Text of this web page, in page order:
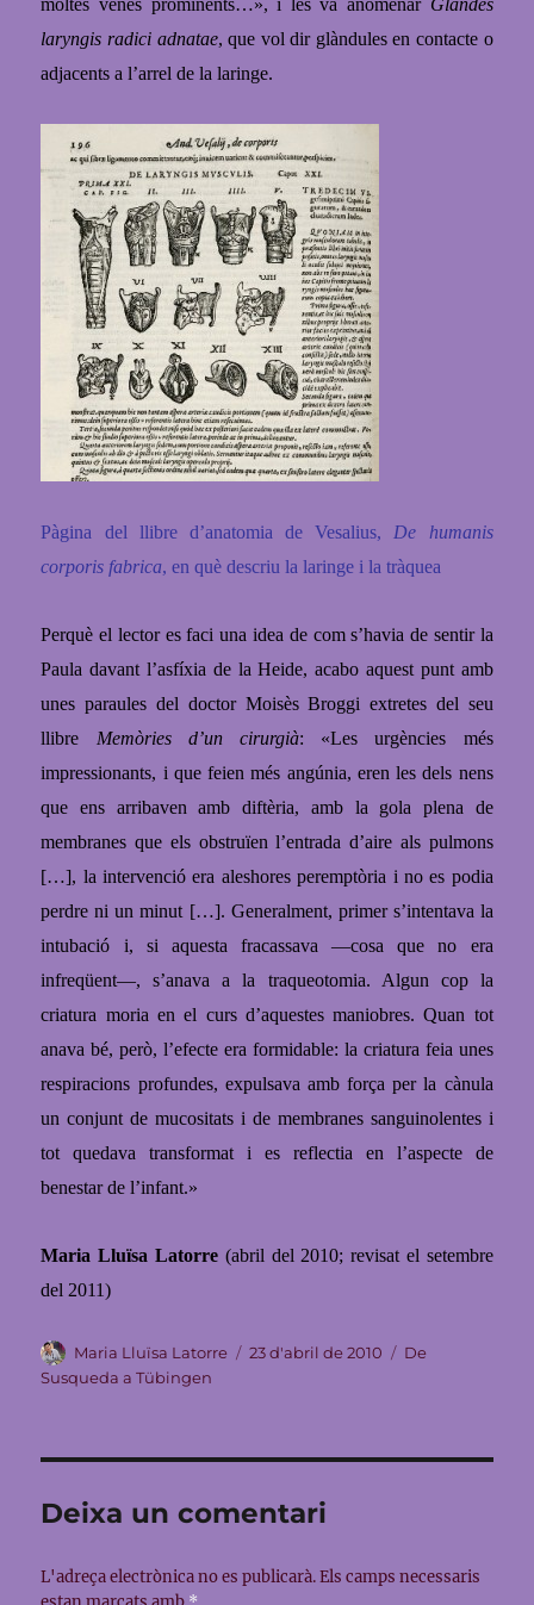
laryngis radici adnatae, que vol dir glàndules en contacte o
adjacents a l’arrel de la laringe.
Pàgina del llibre d’anatomia de Vesalius, De humanis
corporis fabrica, en què descriu la laringe i la tràquea
Perquè el lector es faci una idea de com s’havia de sentir la
Paula davant l’asfíxia de la Heide, acabo aquest punt amb
unes paraules del doctor Moisès Broggi extretes del seu
llibre Memòries d’un cirurgià: «Les urgències més
impressionants, i que feien més angúnia, eren les dels nens
que ens arribaven amb diftèria, amb la gola plena de
membranes que els obstruïen l’entrada d’aire als pulmons
[…], la intervenció era aleshores peremptòria i no es podia
perdre ni un minut […]. Generalment, primer s’intentava la
intubació i, si aquesta fracassava —cosaque no era
infreqüent—, s’anava a la traqueotomia. Algun cop la
criatura moria en el curs d’aquestes maniobres. Quan tot
anava bé, però, l’efecte era formidable: la criatura feia unes
respiracions profundes, expulsava amb força per la cànula
un conjunt de mucositats i de membranes sanguinolentes i
tot quedava transformat i es reflectia en l’aspecte de
benestar del’infant.»
Maria Lluïsa Latorre(abril del 2010; revisat el setembre
del 2011)
Autor
Maria Lluïsa Latorre
Publicat
23 d'abril de 2010 Categories
De
Susqueda a Tübingen
Deixa un comentari
L'adreça electrònica no es publicarà. Els camps necessaris